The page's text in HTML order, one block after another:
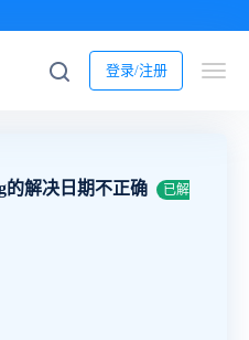
登录/注册
的解决日期不正确
已解